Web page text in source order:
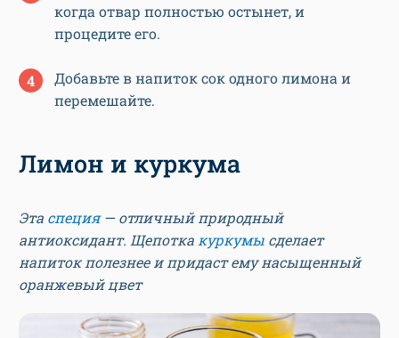
когда отвар полностью остынет, и
процедите его.
Добавьте в напиток сок одного лимона и
перемешайте.
Лимон и куркума
Эта специя— отличный природный
антиоксидант. Щепоткакуркумы сделает
напиток полезнее и придаст ему насыщенный
оранжевый цвет